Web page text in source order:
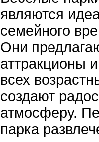
являются
семейного
Они
аттракционы
всех
создают
атмосферу.
парка